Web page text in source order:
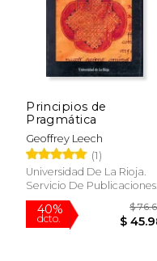
Principios de
Pragmática
Geoffrey Leech
(1)
Universidad De La Rioja.
Servicio De Publicaciones,
1997, 1 Edición, Tapa
Blanda, Nuevo